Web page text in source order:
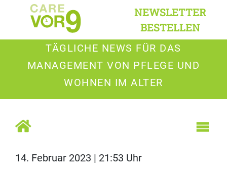
NEWSLETTER
BESTELLEN
TÄGLICHE NEWS FÜR DAS
MANAGEMENT VON PFLEGE UND
WOHNEN IM ALTER
14. Februar 2023 | 21:53 Uhr